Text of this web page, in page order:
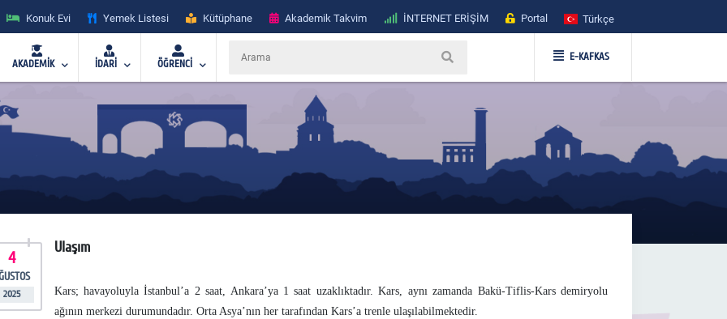
Konuk Evi Yemek Listesi Kütüphane Akademik Takvim İNTERNET ERİŞİM Portal Türkçe
AKADEMİK İDARİ ÖĞRENCİ
E-KAFKAS
4
2025
Ulaşım
Kars; havayoluyla İstanbul’a 2 saat, Ankara’ya 1 saat uzaklıktadır. Kars, aynı zamanda Bakü-Tiflis-Kars demiryolu
ağının merkezi durumundadır. Orta Asya’nın her tarafından Kars’a trenle ulaşılabilmektedir.